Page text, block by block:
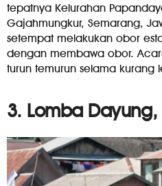
tepatnya Kelurahan
Gajahmungkur, Semarang,
setempat melakukan obor
dengan membawa obor.
turun temurun selama kurang
3. Lomba